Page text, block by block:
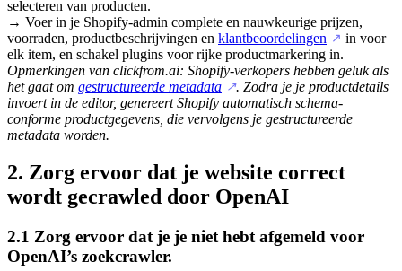
selecteren van producten.
→ Voer in je Shopify-admin complete en nauwkeurige prijzen,
voorraden, productbeschrijvingen en klantbeoordelingen ↗ in voor
elk item, en schakel plugins voor rijke productmarkering in.
Opmerkingen van clickfrom.ai: Shopify-verkopers hebben geluk als
het gaat om gestructureerde metadata ↗. Zodra je je productdetails
invoert in de editor, genereert Shopify automatisch schema-
conforme productgegevens, die vervolgens je gestructureerde
metadata worden.
2. Zorg ervoor dat je website correct
wordt gecrawled door OpenAI
2.1 Zorg ervoor dat je je niet hebt afgemeld voor
OpenAI’s zoekcrawler.